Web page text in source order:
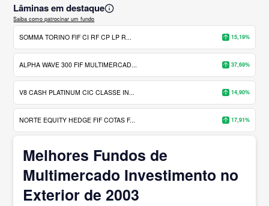
Lâminas em destaque
Saiba como patrocinar um fundo
SOMMA TORINO FIF CI RF CP LP R... 15,19%
ALPHA WAVE 300 FIF MULTIMERCAD... 37,69%
V8 CASH PLATINUM CIC CLASSE IN... 14,90%
NORTE EQUITY HEDGE FIF COTAS F... 17,91%
Melhores Fundos de
Multimercado Investimento no
Exterior de 2003